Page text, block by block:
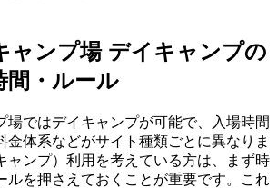
ャンプ場 デイキャンプの
間・ルール
場ではデイキャンプが可能で、入場時間
金体系などがサイト種類ごとに異なりま
ャンプ）利用を考えている方は、まず時
ルを押さえておくことが重要です。これ